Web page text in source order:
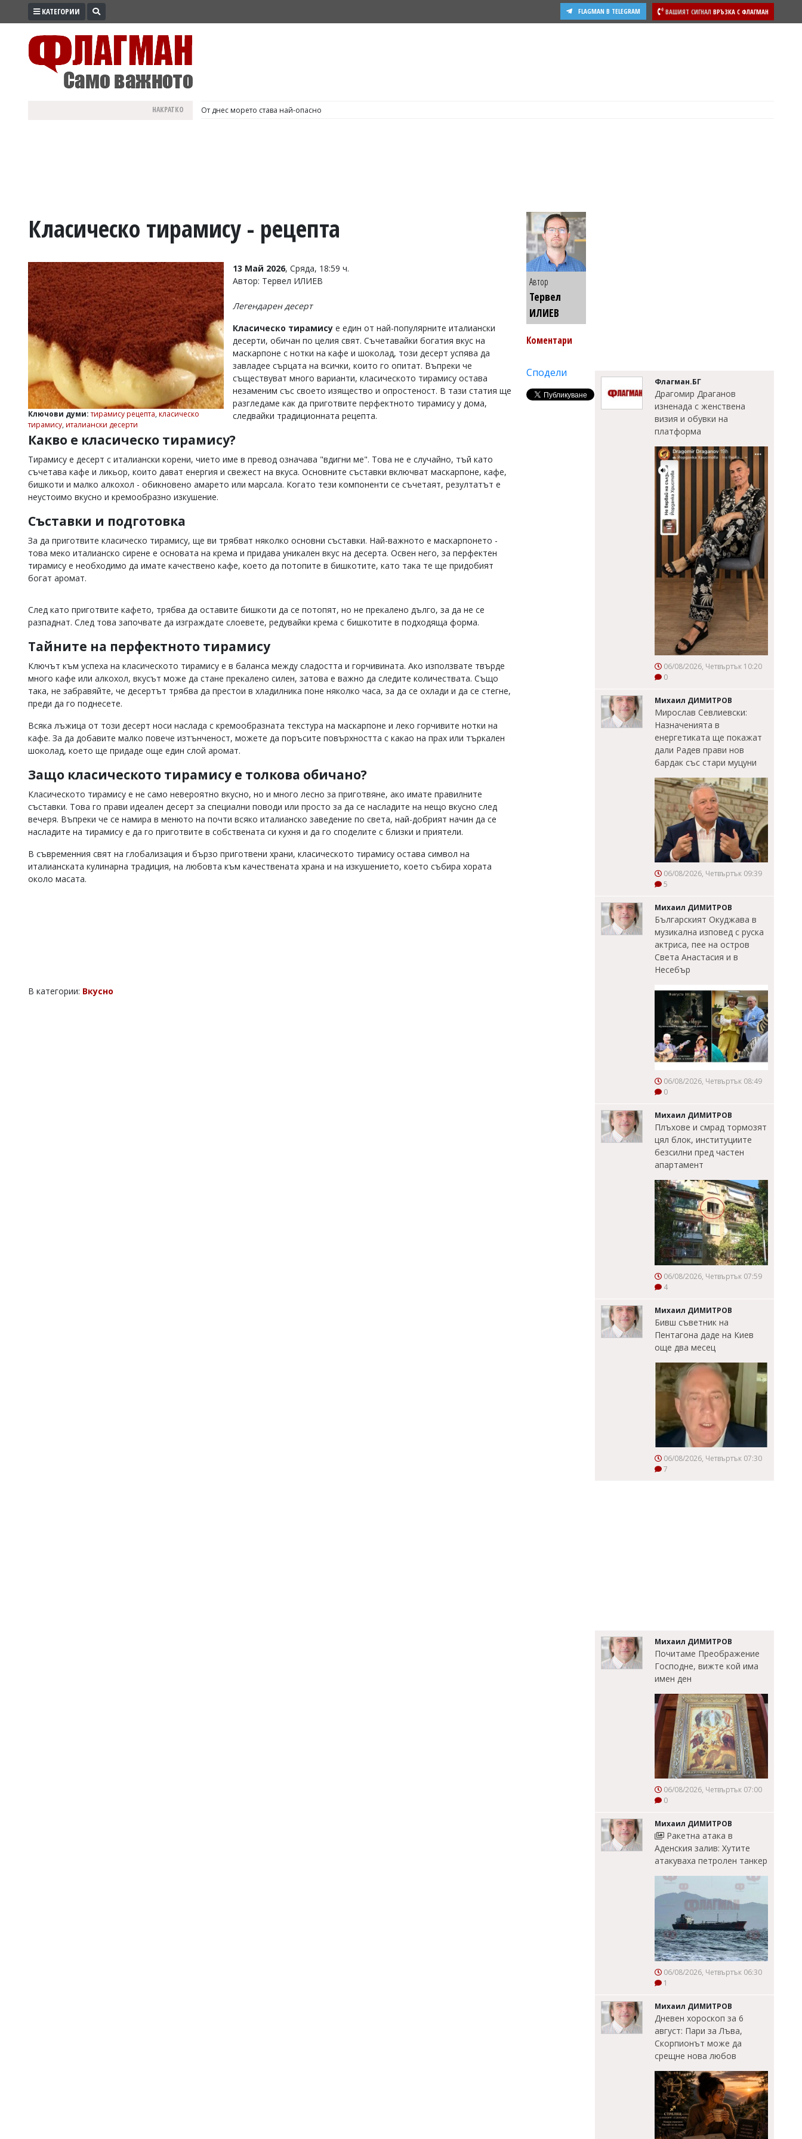
ПРОМО
ВОЙНАТА
УКРАЙНА
СПОРТ
РАЗСЛЕДВАНЕ
БИЗНЕС
Управители:
Веселин
Василев,
v.vasilev@flagman.bg
Касабова,
Главен
редактор:
office@flagman.bg
Коментарите
статиите
читателите
отговорност
откриете
коментар,
сигнализирайте
КАТЕГОРИИ ВАШИЯТ СИГНАЛ ВРЪЗКА С ФЛАГМАН
FLAGMAN В TELEGRAM
НАКРАТКО България е №1 в ЕС по пушене на цигари
Класическо тирамису - рецепта
Ключови думи:тирамису рецепта, класическо
тирамису, италиански десерти
13 Май 2026, Сряда, 18:59 ч.
Автор: Тервел ИЛИЕВ
Легендарен десерт
Класическо тирамису е един от най-популярните италиански
десерти, обичан по целия свят. Съчетавайки богатия вкус на
маскарпоне с нотки на кафе и шоколад, този десерт успява да
завладее сърцата на всички, които го опитат. Въпреки че
съществуват много варианти, класическото тирамису остава
незаменим със своето изящество и опростеност. В тази статия ще
разгледаме как да приготвите перфектното тирамису у дома,
следвайки традиционната рецепта.
Какво е класическо тирамису?
Тирамису е десерт с италиански корени, чието име в превод означава "вдигни ме". Това не е случайно, тъй като
съчетава кафе и ликьор, които дават енергия и свежест на вкуса. Основните съставки включват маскарпоне, кафе,
бишкоти и малко алкохол - обикновено амарето или марсала. Когато тези компоненти се съчетаят, резултатът е
неустоимо вкусно и кремообразно изкушение.
Съставки и подготовка
За да приготвите класическо тирамису, ще ви трябват няколко основни съставки. Най-важното е маскарпонето -
това меко италианско сирене е основата на крема и придава уникален вкус на десерта. Освен него, за перфектен
тирамису е необходимо да имате качествено кафе, което да потопите в бишкотите, като така те ще придобият
богат аромат.
След като приготвите кафето, трябва да оставите бишкоти да се потопят, но не прекалено дълго, за да не се
разпаднат. След това започвате да изграждате слоевете, редувайки крема с бишкотите в подходяща форма.
Тайните на перфектното тирамису
Ключът към успеха на класическото тирамису е в баланса между сладостта и горчивината. Ако използвате твърде
много кафе или алкохол, вкусът може да стане прекалено силен, затова е важно да следите количествата. Също
така, не забравяйте, че десертът трябва да престои в хладилника поне няколко часа, за да се охлади и да се стегне,
преди да го поднесете.
Всяка лъжица от този десерт носи наслада с кремообразната текстура на маскарпоне и леко горчивите нотки на
кафе. За да добавите малко повече изтънченост, можете да поръсите повърхността с какао на прах или търкален
шоколад, което ще придаде още един слой аромат.
Защо класическото тирамису е толкова обичано?
Класическото тирамису е не само невероятно вкусно, но и много лесно за приготвяне, ако имате правилните
съставки. Това го прави идеален десерт за специални поводи или просто за да се насладите на нещо вкусно след
вечеря. Въпреки че се намира в менюто на почти всяко италианско заведение по света, най-добрият начин да се
насладите на тирамису е да го приготвите в собствената си кухня и да го споделите с близки и приятели.
В съвременния свят на глобализация и бързо приготвени храни, класическото тирамису остава символ на
италианската кулинарна традиция, на любовта към качествената храна и на изкушението, което събира хората
около масата.
В категории: Вкусно
Автор
Тервел
ИЛИЕВ
Коментари
Сподели
Флагман.БГ
Драгомир Драганов
изненада с женствена
визия и обувки на
платформа
06/08/2026, Четвъртък 10:20
0
Михаил ДИМИТРОВ
Мирослав Севлиевски:
Назначенията в
енергетиката ще покажат
дали Радев прави нов
бардак със стари муцуни
06/08/2026, Четвъртък 09:39
5
Михаил ДИМИТРОВ
Българският Окуджава в
музикална изповед с руска
актриса, пее на остров
Света Анастасия и в
Несебър
06/08/2026, Четвъртък 08:49
0
Михаил ДИМИТРОВ
Плъхове и смрад тормозят
цял блок, институциите
безсилни пред частен
апартамент
06/08/2026, Четвъртък 07:59
4
Михаил ДИМИТРОВ
Бивш съветник на
Пентагона даде на Киев
още два месец
06/08/2026, Четвъртък 07:30
7
Михаил ДИМИТРОВ
Почитаме Преображение
Господне, вижте кой има
имен ден
06/08/2026, Четвъртък 07:00
0
Михаил ДИМИТРОВ
Ракетна атака в
Аденския залив: Хутите
атакуваха петролен танкер
06/08/2026, Четвъртък 06:30
1
Михаил ДИМИТРОВ
Дневен хороскоп за 6
август: Пари за Лъва,
Скорпионът може да
срещне нова любов